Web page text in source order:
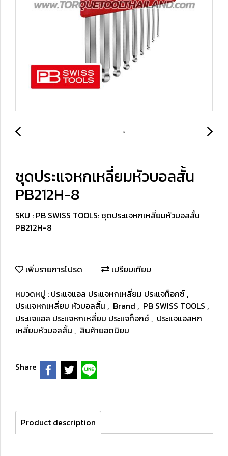
ชุดประแจหกเหลี่ยมหัวบอลสั้น
PB212H-8
SKU : PB SWISS TOOLS: ชุดประแจหกเหลี่ยมหัวบอลสั้น
PB212H-8
เพิ่มรายการโปรด
เปรียบเทียบ
หมวดหมู่ : ประแจแอล ประแจหกเหลี่ยม ประแจท็อกซ์ ,
ประแจหกเหลี่ยม หัวบอลสั้น , Brand , PB SWISS TOOLS ,
ประแจแอล ประแจหกเหลี่ยม ประแจท็อกซ์ , ประแจแอลหก
เหลี่ยมหัวบอลสั้น , สินค้ายอดนิยม
Share
Product description